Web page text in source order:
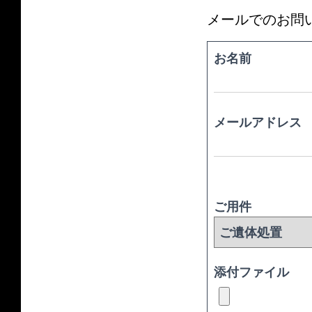
メールでのお問
お名前
メールアドレス
ご用件
添付ファイル